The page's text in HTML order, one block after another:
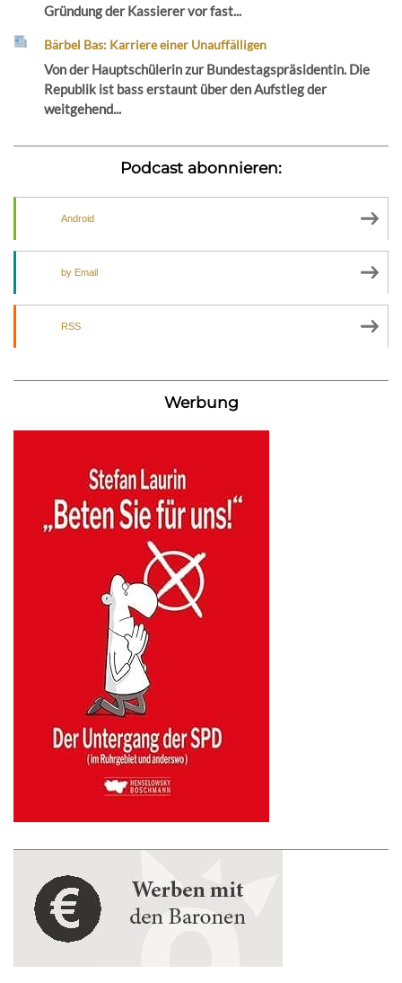
Gründung der Kassierer vor fast...
Bärbel Bas: Karriere einer Unauffälligen
Von der Hauptschülerin zur Bundestagspräsidentin. Die
Republik ist bass erstaunt über den Aufstieg der
weitgehend...
Podcast abonnieren:
Android
by Email
RSS
Werbung